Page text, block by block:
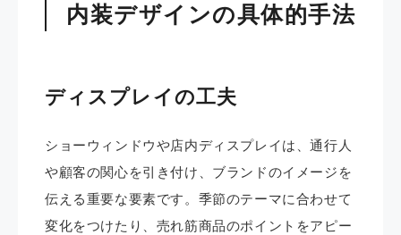
内装デザインの具体的手法
ディスプレイの工夫
ショーウィンドウや店内ディスプレイは、通行人
や顧客の関心を引き付け、ブランドのイメージを
伝える重要な要素です。​季節のテーマに合わせて
変化をつけたり、売れ筋商品のポイントをアピー